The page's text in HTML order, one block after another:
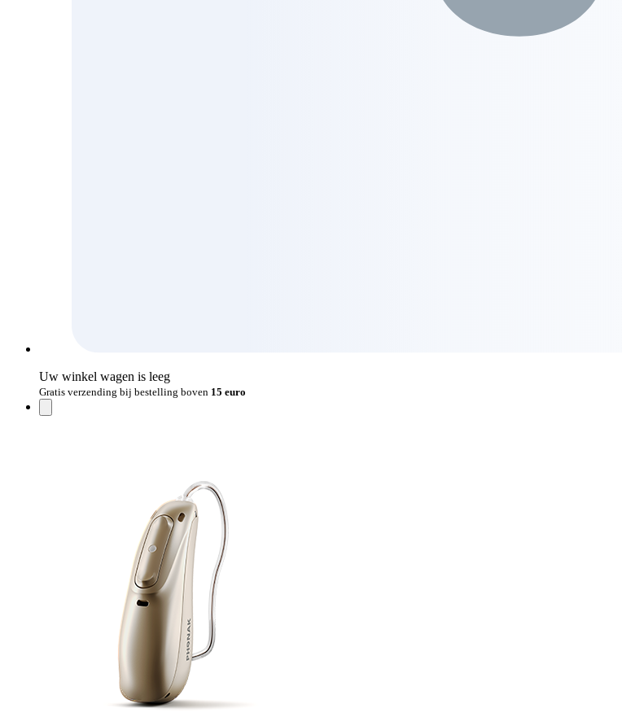
Uw winkel wagen is leeg
Gratis verzending bij bestelling boven 15 euro